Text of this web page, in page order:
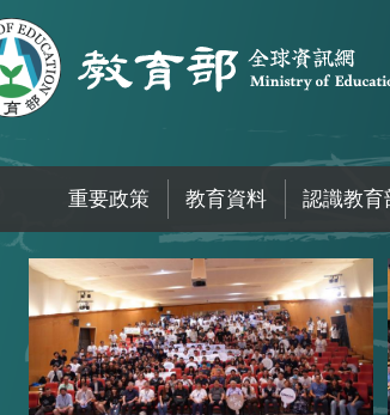
重要政策 教育資料 認識教育